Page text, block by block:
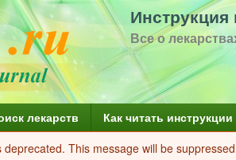
Перейти
к
Все о
лекарств Как читать инструкции
This message will be